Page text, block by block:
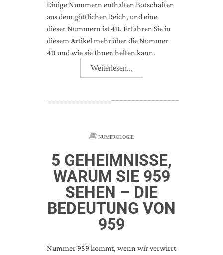
Einige Nummern enthalten Botschaften
aus dem göttlichen Reich, und eine
dieser Nummern ist 411. Erfahren Sie in
diesem Artikel mehr über die Nummer
411 und wie sie Ihnen helfen kann.
Weiterlesen...
NUMEROLOGIE
5 GEHEIMNISSE,
WARUM SIE 959
SEHEN – DIE
BEDEUTUNG VON
959
Nummer 959 kommt, wenn wir verwirrt